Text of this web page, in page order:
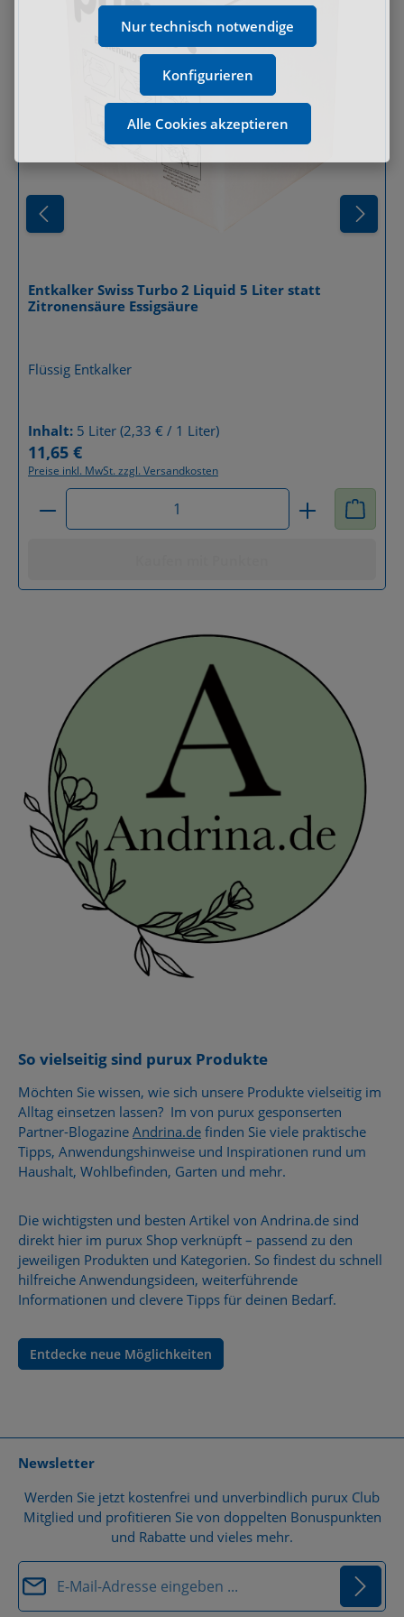
Details
Entkalker Swiss Turbo 2 Liquid 5 Liter statt
Zitronensäure Essigsäure
Flüssig Entkalker
Inhalt: 5 Liter(2,33 € / 1 Liter)
Regulärer Preis:
11,65 €
Preise inkl. MwSt. zzgl. Versandkosten
Produkt Anzahl: Gib den gewünschten Wert
So vielseitig sind purux Produkte
Möchten Sie wissen, wie sich unsere Produkte vielseitig im
Alltag einsetzen lassen? Im von purux gesponserten
Partner-Blogazine Andrina.de finden Sie viele praktische
Tipps, Anwendungshinweise und Inspirationen rund um
Haushalt, Wohlbefinden, Garten und mehr.
Die wichtigsten und besten Artikel von Andrina.de sind
direkt hier im purux Shop verknüpft – passend zu den
jeweiligen Produkten und Kategorien. So findest du schnell
hilfreiche Anwendungsideen, weiterführende
Informationen und clevere Tipps für deinen Bedarf.
Entdecke neue Möglichkeiten
Newsletter
Werden Sie jetzt kostenfrei und unverbindlich purux Club
Mitglied und profitieren Sie von doppelten Bonuspunkten
und Rabatte und vieles mehr.
Nur technisch notwendige
Konfigurieren
Alle Cookies akzeptieren